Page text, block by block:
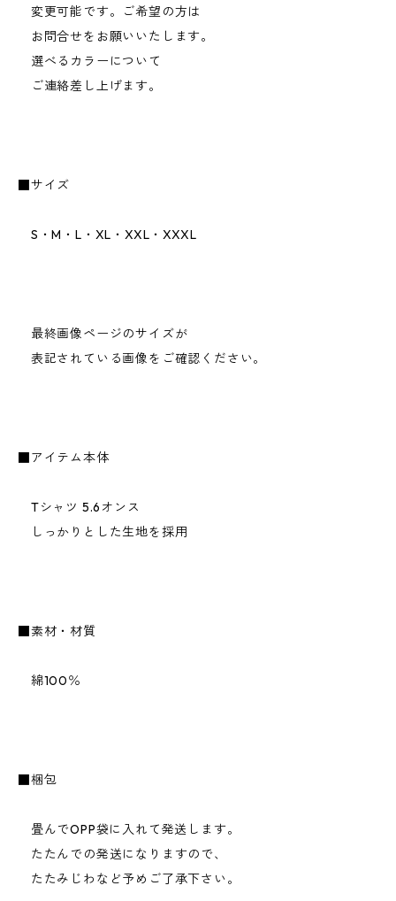
変更可能です。ご希望の方は
お問合せをお願いいたします。
選べるカラーについて
ご連絡差し上げます。
■サイズ
S・M・L・XL・XXL・XXXL
最終画像ページのサイズが
表記されている画像をご確認ください。
■アイテム本体
Tシャツ 5.6オンス
しっかりとした生地を採用
■素材・材質
綿100％
■梱包
畳んでOPP袋に入れて発送します。
たたんでの発送になりますので、
たたみじわなど予めご了承下さい。